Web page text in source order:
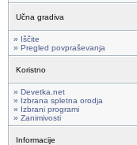
Učna gradiva
» Iščite
» Pregled povpraševanja
Koristno
» Devetka.net
» Izbrana spletna orodja
» Izbrani programi
» Zanimivosti
Informacije